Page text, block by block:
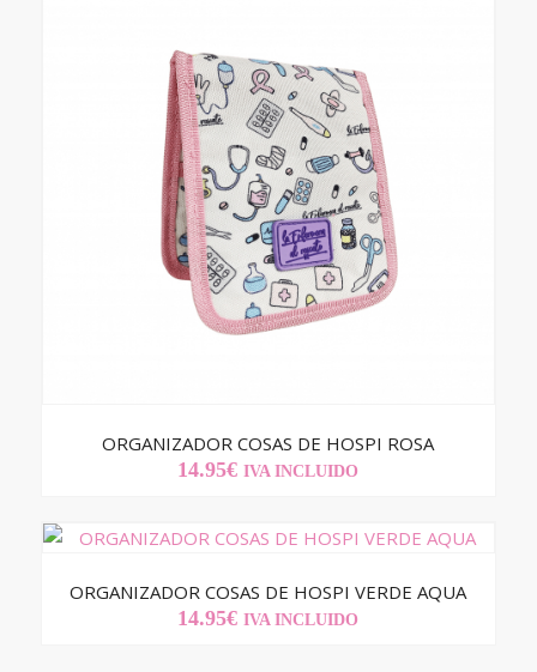
ORGANIZADOR COSAS DE HOSPI ROSA
14.95€ IVA INCLUIDO
ORGANIZADOR COSAS DE HOSPI VERDE AQUA
14.95€ IVA INCLUIDO